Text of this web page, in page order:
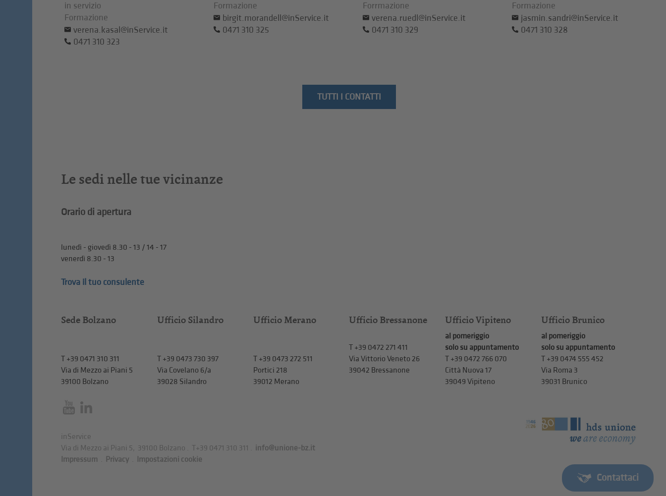
in servizio
Formazione
verena.kasal@inService.it
0471 310 323
Formazione
birgit.morandell@inService.it
0471 310 325
Forrmazione
verena.ruedl@inService.it
0471 310 329
Formazione
jasmin.sandri@inService.it
0471 310 328
TUTTI I CONTATTI
Contattaci
Le sedi nelle tue vicinanze
Orario di apertura
lunedì - giovedì 8.30 - 13 / 14 - 17
venerdì 8.30 - 13
Trova il tuo consulente
Sede Bolzano
T+39 0471 310 311
Via di Mezzo ai Piani 5
39100 Bolzano
Ufficio Silandro
T+39 0473 730 397
Via Covelano 6/a
39028 Silandro
Ufficio Merano
T+39 0473 272 511
Portici 218
39012 Merano
Ufficio Bressanone
T +39 0472 271 411
Via Vittorio Veneto 26
39042 Bressanone
Ufficio Vipiteno
al pomeriggio
solo su appuntamento
T +39 0472 766 070
Città Nuova 17
39049 Vipiteno
Ufficio Brunico
al pomeriggio
solo su appuntamento
T +39 0474 555 452
Via Roma 3
39031 Brunico
inService
Via di Mezzo ai Piani 5
39100 Bolzano T+39 0471 310 311
info@unione-bz.it
Impressum
Privacy Impostazioni cookie